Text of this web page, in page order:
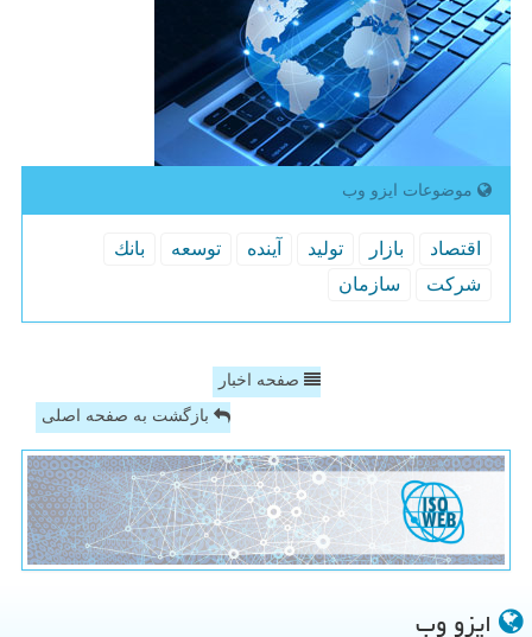
موضوعات ایزو وب
اقتصاد بازار تولید آینده توسعه
بانك
شركت
سازمان
صفحه اخبار
بازگشت به صفحه اصلی
ایزو وب